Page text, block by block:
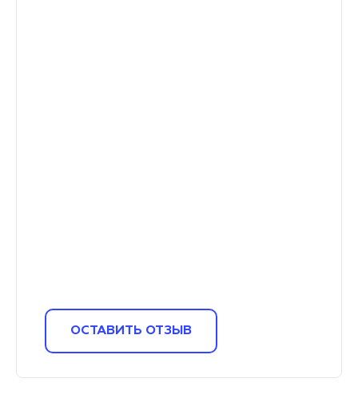
ОСТАВИТЬ ОТЗЫВ